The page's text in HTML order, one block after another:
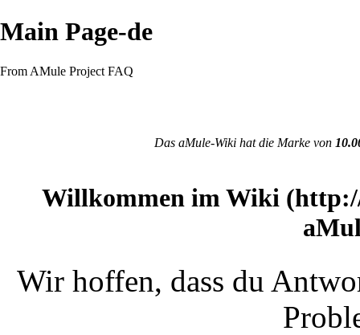
Main Page-de
From AMule Project FAQ
Das aMule-Wiki hat die Marke von
Willkommen imWiki
Wir hoffen, dass du